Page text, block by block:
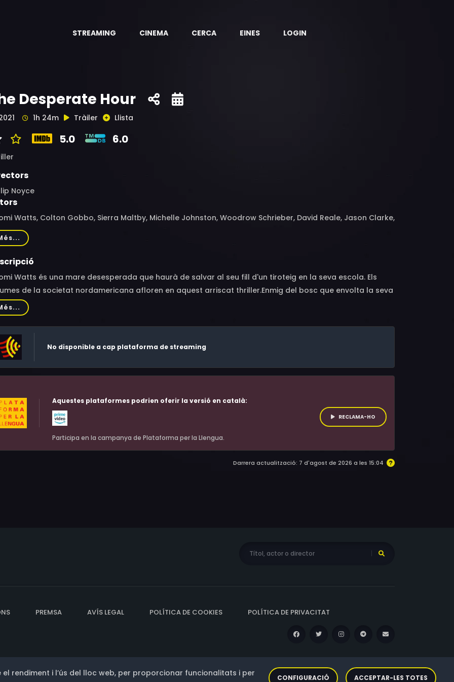
STREAMING CINEMA CERCA EINES LOGIN
Desperate Hour
1h 24m Tràiler Llista
5.0 6.0
Noyce
Watts, Colton Gobbo, Sierra Maltby, Michelle Johnston, Woodrow Schrieber, David Reale, Jason Clarke,
Wilson, Christopher Marren, Joshua Bowman, Todd Collins, Zehra Fazal, Juan Pope, Ellen Dubin,
Flinn-White, Edie Mirman, Paul Pape, Diane Johnstone
Watts és una mare desesperada que haurà de salvar al seu fill d'un tiroteig en la seva escola. Els
de la societat nordamericana afloren en aquest arriscat thriller.Enmig del bosc que envolta la seva
a quilòmetres de la ciutat i aclaparada pel pànic, Amy Carr (Naomi Watts) rep una trucada terrible:
autoritats estan buscant al responsable d'un tiroteig que ha tingut lloc a l'escola del seu fill adolescent,
Amy es nega a sucumbir a la desesperació. Amb l'única ajuda del seu mòbil, buscarà tots els recursos
per a intentar salvar al seu fill.
No disponible a cap plataforma de streaming
Aquestes plataformes podrien oferir la versió en català:
Participa en la campanya de Plataforma per la Llengua.
RECLAMA-HO
Darrera actualització: 7 d'agost de 2026 a les 15:04
PREMSA AVÍS LEGAL POLÍTICA DE COOKIES POLÍTICA DE PRIVACITAT
rendiment i l’ús del lloc web, per proporcionar funcionalitats i per
CONFIGURACIÓ ACCEPTAR-LES TOTES